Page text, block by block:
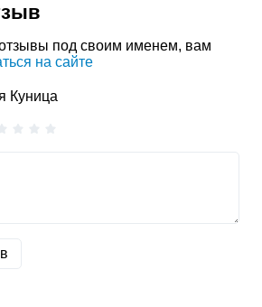
под своим именем, вам
на сайте
Куница